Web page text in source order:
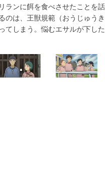
ランに餌を食べさせたことを話
のは、王獣規範（おうじゅうき
てしまう。悩むエサルが下した